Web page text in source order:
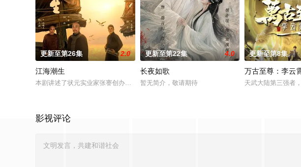
更新至第26集 2.0
江海潮生
本剧讲述了状元实业家张謇创办大生企业，实业报国的故事。甲午战争后，国家蒙羞，张謇虽
更新至第22集 4.0
长夜如歌
暂无简介，敬请期待
更新至第8集
万古至尊：李云
天武大陆第三强者
影视评论